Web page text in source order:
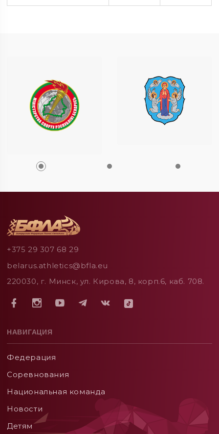
+375 29 307 68 29
belarus.athletics@bfla.eu
220030, г. Минск, ул. Кирова, 8, корп.6, каб. 708.
НАВИГАЦИЯ
Федерация
Соревнования
Национальная команда
Новости
Детям